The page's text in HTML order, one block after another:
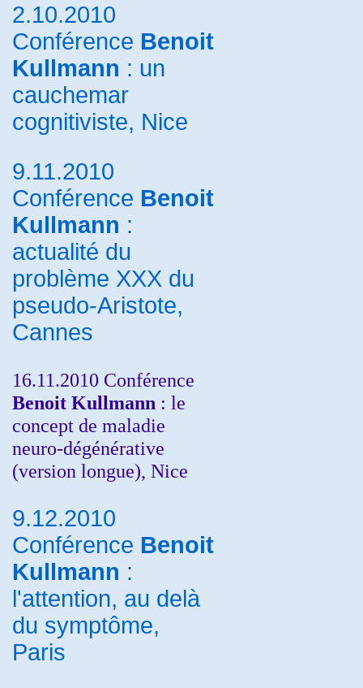
2.10.2010
Conférence Benoit
Kullmann : un
cauchemar
cognitiviste, Nice
9.11.2010
Conférence Benoit
Kullmann :
actualité du
problème XXX du
pseudo-Aristote,
Cannes
16.11.2010 Conférence
Benoit Kullmann : le
concept de maladie
neuro-dégénérative
(version longue), Nice
9.12.2010
Conférence Benoit
Kullmann :
l'attention, au delà
du symptôme,
Paris